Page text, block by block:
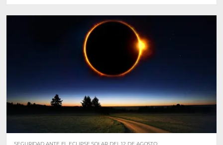
SEGURIDAD ANTE EL ECLIPSE SOLAR DEL 12 DE AGOSTO